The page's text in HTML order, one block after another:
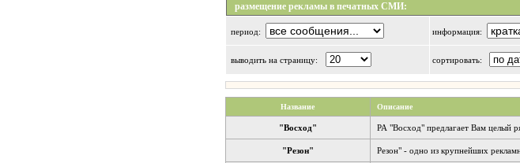
размещение рекламы в печатных СМИ:
период: информация:
выводить на страницу: сортировать:
Название Описание
"Восход" РА "Восход" предлагает Вам целый
"Резон" Резон" - одно из крупнейших